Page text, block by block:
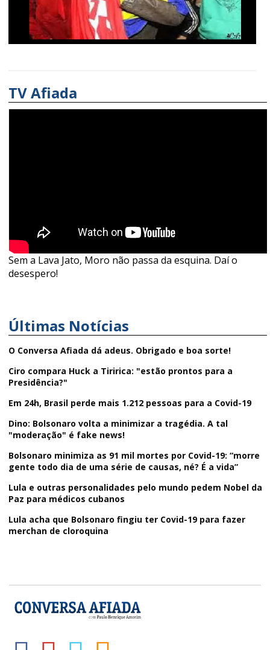
TV Afiada
Sem a Lava Jato, Moro não passa da esquina. Daí o
desespero!
Últimas Notícias
O Conversa Afiada dá adeus. Obrigado e boa sorte!
Ciro compara Huck a Tiririca: "estão prontos para a
Presidência?"
Em 24h, Brasil perde mais 1.212 pessoas para a Covid-19
Dino: Bolsonaro volta a minimizar a tragédia. A tal
"moderação" é fake news!
Bolsonaro minimiza as 91 mil mortes por Covid-19: “morre
gente todo dia de uma série de causas, né? É a vida”
Lula e outras personalidades pelo mundo pedem Nobel da
Paz para médicos cubanos
Lula acha que Bolsonaro fingiu ter Covid-19 para fazer
merchan de cloroquina